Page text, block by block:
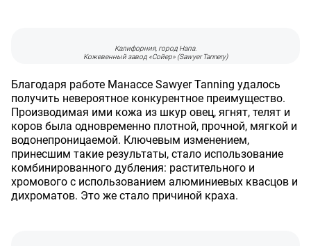
Калифорния, город Напа.
Кожевенный завод «Сойер» (Sawyer Tannery)
Благодаря работе Манассе Sawyer Tanning удалось
получить невероятное конкурентное преимущество.
Производимая ими кожа из шкур овец, ягнят, телят и
коров была одновременно плотной, прочной, мягкой и
водонепроницаемой. Ключевым изменением,
принесшим такие результаты, стало использование
комбинированного дубления: растительного и
хромового с использованием алюминиевых квасцов и
дихроматов. Это же стало причиной краха.